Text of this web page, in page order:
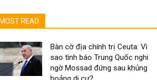
MOST READ
Bàn cờ địa chính trị Ceuta: Vì
sao tình báo Trung Quốc nghi
ngờ Mossad đứng sau khủng